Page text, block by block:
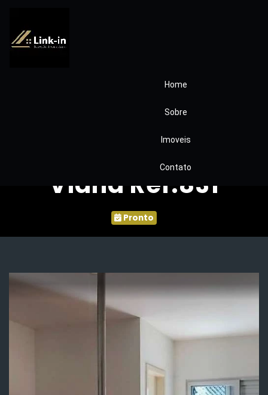
Home
Sobre
Imoveis
Contato
Condominio
Jardim das
Paineiras Granja
Viana Ref.831
Pronto